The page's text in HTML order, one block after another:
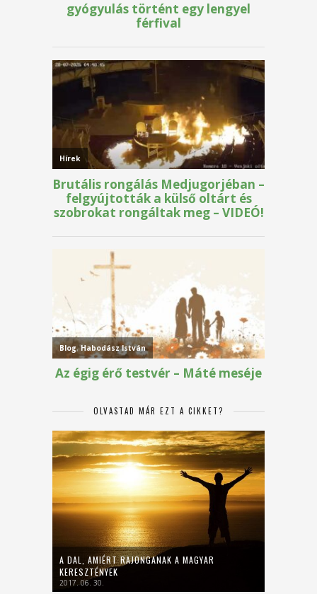
OLVASTAD MÁR EZT A CIKKET?
A DAL, AMIÉRT RAJONGANAK A MAGYAR
KERESZTÉNYEK
2017. 06. 30.